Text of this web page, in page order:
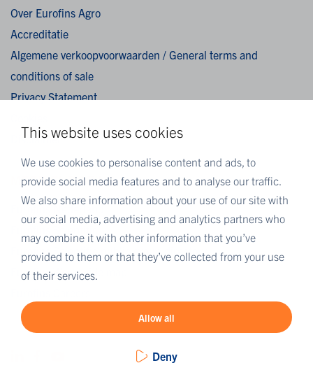
This website uses cookies
We use cookies to personalise content and ads, to
provide social media features and to analyse our traffic.
We also share information about your use of our site with
our social media, advertising and analytics partners who
may combine it with other information that you’ve
provided to them or that they’ve collected from your use
of their services.
Allow all
Deny
Over Eurofins Agro
Accreditatie
Algemene verkoopvoorwaarden / General terms and
conditions of sale
Privacy Statement
Disclaimer
MEER EUROFINS
Eurofins Nederland
Eurofins Scientific public group directory
Eurofins Worldwide map